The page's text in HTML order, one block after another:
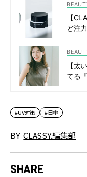
【
ど注
【太
てる
#UV対策 #日傘
BY CLASSY.編集部
SHARE